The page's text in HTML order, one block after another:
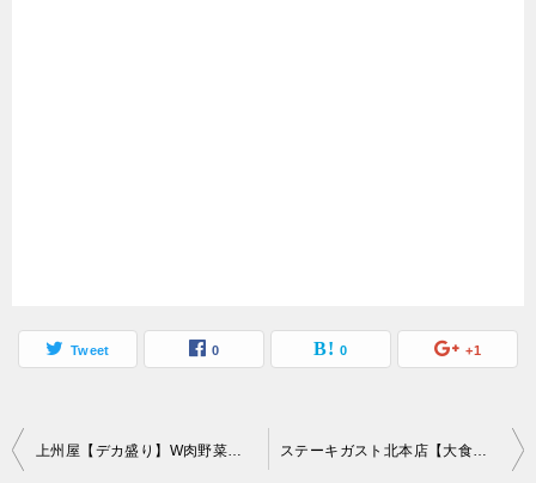
Tweet 0 0 +1
投
上州屋【デカ盛り】W肉野菜炒めメガライス神奈川の大食い御用達お食事処 ステーキガスト北本店【大食い】カットステーキ食べ放題に肉切りハサミ持ち込み